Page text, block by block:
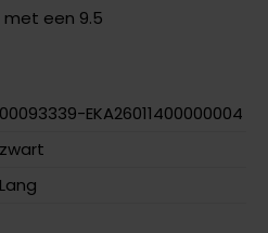
met een 9.5
00093339-EKA26011400000004
zwart
Lang